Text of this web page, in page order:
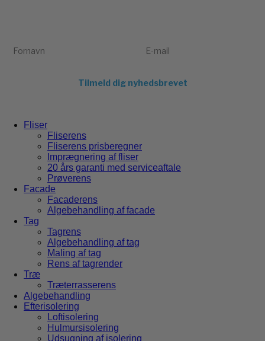
Tilmeld dig nyhedsbrevet
Fliser
Fliserens
Fliserens prisberegner
Imprægnering af fliser
20 års garanti med serviceaftale
Prøverens
Facade
Facaderens
Algebehandling af facade
Tag
Tagrens
Algebehandling af tag
Maling af tag
Rens af tagrender
Træ
Træterrasserens
Algebehandling
Efterisolering
Loftisolering
Hulmursisolering
Udsugning af isolering